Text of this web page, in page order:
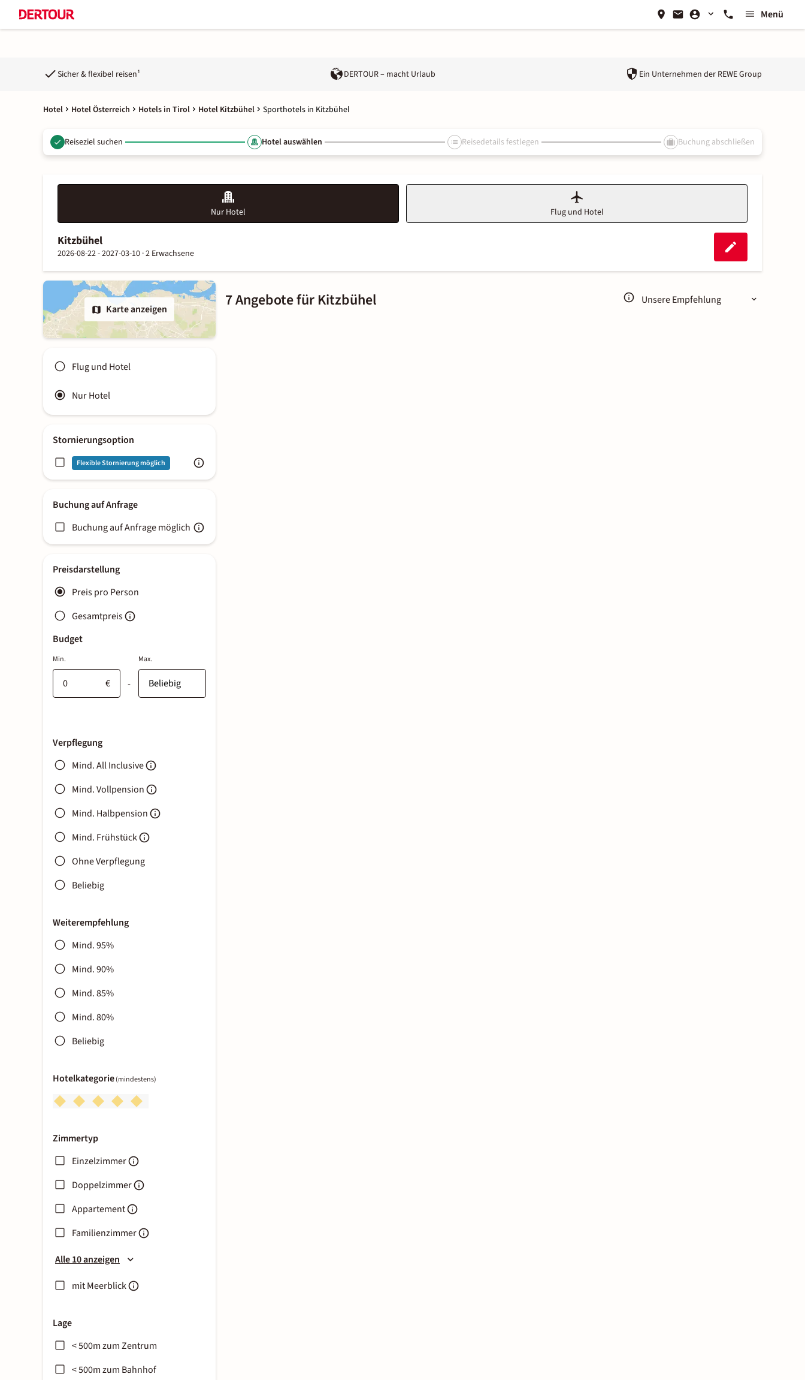
Menü
Sicher & flexibel reisen¹ DERTOUR – macht Urlaub Ein Unternehmen der REWE Group
Hotel Hotel Österreich Hotels in Tirol Hotel Kitzbühel Sporthotels in Kitzbühel
Reiseziel suchen Hotel auswählen Reisedetails festlegen Buchung abschließen
Nur Hotel Flug und Hotel
Kitzbühel
2026-08-22 - 2027-03-10 ·2 Erwachsene
Karte anzeigen
Flug und Hotel
Nur Hotel
Stornierungsoption
Flexible Stornierung möglich
Buchung auf Anfrage
Buchung auf Anfrage möglich
Preisdarstellung
Preis pro Person
Gesamtpreis
Budget
Min.
€ -
Max.
Verpflegung
Mind. All Inclusive
Mind. Vollpension
Mind. Halbpension
Mind. Frühstück
Ohne Verpflegung
Beliebig
Weiterempfehlung
Mind. 95%
Mind. 90%
Mind. 85%
Mind. 80%
Beliebig
Hotelkategorie(mindestens)
Zimmertyp
Einzelzimmer
Doppelzimmer
Appartement
Familienzimmer
Alle 10 anzeigen
mit Meerblick
Lage
< 500m zum Zentrum
< 500m zum Bahnhof
7 Angebote für Kitzbühel